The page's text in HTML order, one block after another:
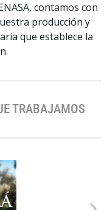
contamos con
producción y
que establece la
TRABAJAMOS